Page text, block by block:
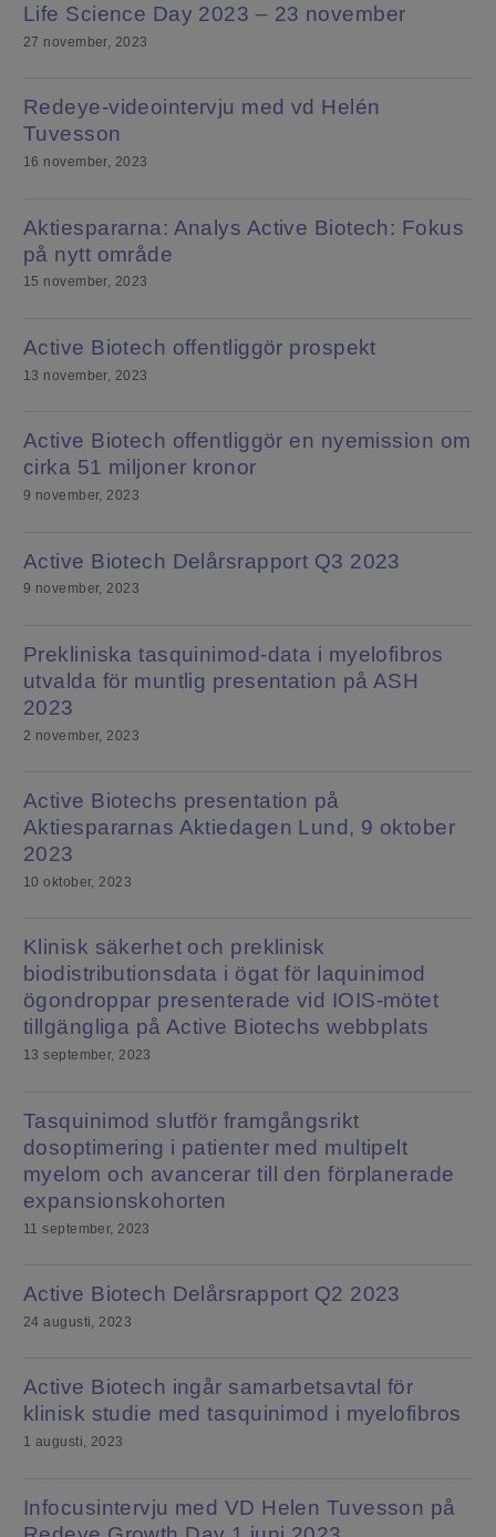
Life Science Day 2023 – 23 november
27 november, 2023
Redeye-videointervju med vd Helén
Tuvesson
16 november, 2023
Aktiespararna: Analys Active Biotech: Fokus
på nytt område
15 november, 2023
Active Biotech offentliggör prospekt
13 november, 2023
Active Biotech offentliggör en nyemission om
cirka 51 miljoner kronor
9 november, 2023
Active Biotech Delårsrapport Q3 2023
9 november, 2023
Prekliniska tasquinimod-data i myelofibros
utvalda för muntlig presentation på ASH
2023
2 november, 2023
Active Biotechs presentation på
Aktiespararnas Aktiedagen Lund, 9 oktober
2023
10 oktober, 2023
Klinisk säkerhet och preklinisk
biodistributionsdata i ögat för laquinimod
ögondroppar presenterade vid IOIS-mötet
tillgängliga på Active Biotechs webbplats
13 september, 2023
Tasquinimod slutför framgångsrikt
dosoptimering i patienter med multipelt
myelom och avancerar till den förplanerade
expansionskohorten
11 september, 2023
Active Biotech Delårsrapport Q2 2023
24 augusti, 2023
Active Biotech ingår samarbetsavtal för
klinisk studie med tasquinimod i myelofibros
1 augusti, 2023
Infocusintervju med VD Helen Tuvesson på